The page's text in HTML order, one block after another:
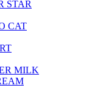
STAR
CAT
MILK